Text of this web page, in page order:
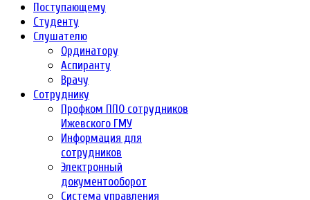
Поступающему
Студенту
Слушателю
Ординатору
Аспиранту
Врачу
Сотруднику
Профком ППО сотрудников
Ижевского ГМУ
Информация для
сотрудников
Электронный
документооборот
Система управления